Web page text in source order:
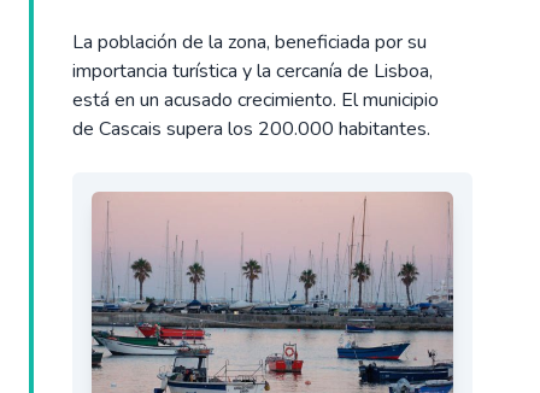
La población de la zona, beneficiada por su
importancia turística y la cercanía de Lisboa,
está en un acusado crecimiento. El municipio
de Cascais supera los 200.000 habitantes.